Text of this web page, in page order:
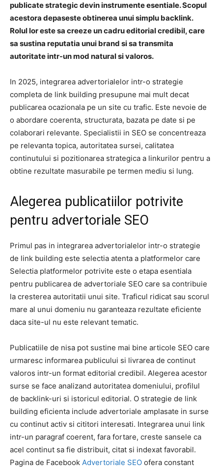
publicate strategic devin instrumente esentiale. Scopul
acestora depaseste obtinerea unui simplu backlink.
Rolul lor este sa creeze un cadru editorial credibil, care
sa sustina reputatia unui brand si sa transmita
autoritate intr-un mod natural si valoros.
In 2025, integrarea advertorialelor intr-o strategie
completa de link building presupune mai mult decat
publicarea ocazionala pe un site cu trafic. Este nevoie de
o abordare coerenta, structurata, bazata pe date si pe
colaborari relevante. Specialistii in SEO se concentreaza
pe relevanta topica, autoritatea sursei, calitatea
continutului si pozitionarea strategica a linkurilor pentru a
obtine rezultate masurabile pe termen mediu si lung.
Alegerea publicatiilor potrivite
pentru advertoriale SEO
Primul pas in integrarea advertorialelor intr-o strategie
de link building este selectia atenta a platformelor care
Selectia platformelor potrivite este o etapa esentiala
pentru publicarea de advertoriale SEO care sa contribuie
la cresterea autoritatii unui site. Traficul ridicat sau scorul
mare al unui domeniu nu garanteaza rezultate eficiente
daca site-ul nu este relevant tematic.
Publicatiile de nisa pot sustine mai bine articole SEO care
urmaresc informarea publicului si livrarea de continut
valoros intr-un format editorial credibil. Alegerea acestor
surse se face analizand autoritatea domeniului, profilul
de backlink-uri si istoricul editorial. O strategie de link
building eficienta include advertoriale amplasate in surse
cu continut activ si cititori interesati. Integrarea unui link
intr-un paragraf coerent, fara fortare, creste sansele ca
acel continut sa fie distribuit, citat si indexat favorabil.
Pagina de Facebook Advertoriale SEO ofera constant